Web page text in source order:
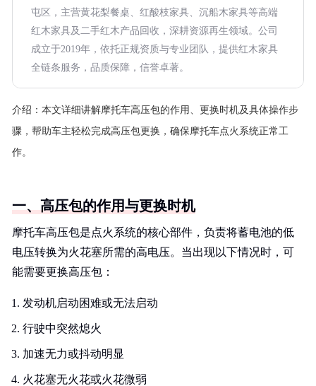
屯区，主营黄花梨餐桌、红酸枝家具、沉船木家具等高端
红木家具及二手红木产品回收，深耕资源再生领域。公司
成立于2019年，依托正规资质与专业团队，提供红木家具
全链条服务，品质保障，信誉卓著。
介绍： 本文详细讲解摩托车高压包的作用、更换时机及具体操作步
骤，帮助车主轻松完成高压包更换，确保摩托车点火系统正常工
作。
一、高压包的作用与更换时机
摩托车高压包是点火系统的核心部件，负责将蓄电池的低
电压转换为火花塞所需的高电压。当出现以下情况时，可
能需要更换高压包：
发动机启动困难或无法启动
行驶中突然熄火
加速无力或抖动明显
火花塞无火花或火花微弱